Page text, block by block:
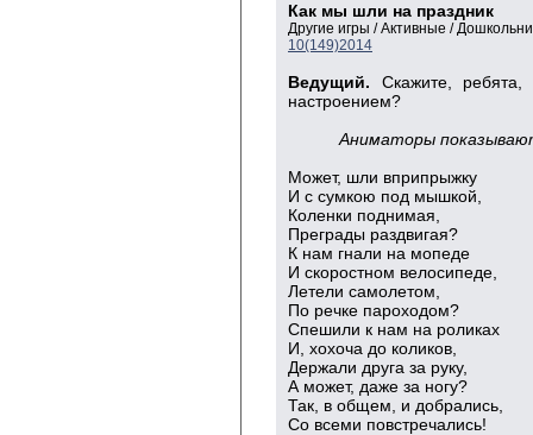
Как мы шли на праздник
Другие игры / Активные /
10(149)2014
Ведущий. Скажите,
настроением?
Аниматоры
Может, шли вприпрыжку
И с сумкою под мышкой,
Коленки поднимая,
Преграды раздвигая?
К нам гнали на мопеде
И скоростном велосипеде,
Летели самолетом,
По речке пароходом?
Спешили к нам на роликах
И, хохоча до коликов,
Держали друга за руку,
А может, даже за ногу?
Так, в общем, и добрались,
Со всеми повстречались!